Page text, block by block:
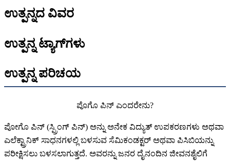
ಉತ್ಪನ್ನದ ವಿವರ
ಉತ್ಪನ್ನ ಟ್ಯಾಗ್‌ಗಳು
ಉತ್ಪನ್ನ ಪರಿಚಯ
ಪೊಗೊ ಪಿನ್ ಎಂದರೇನು?
ಪೋಗೊ ಪಿನ್ (ಸ್ಪ್ರಿಂಗ್ ಪಿನ್) ಅನ್ನು ಅನೇಕ ವಿದ್ಯುತ್ ಉಪಕರಣಗಳು ಅಥವಾ
ಎಲೆಕ್ಟ್ರಾನಿಕ್ ಸಾಧನಗಳಲ್ಲಿ ಬಳಸುವ ಸೆಮಿಕಂಡಕ್ಟರ್ ಅಥವಾ ಪಿಸಿಬಿಯನ್ನು
ಪರೀಕ್ಷಿಸಲು ಬಳಸಲಾಗುತ್ತದೆ. ಅವರನ್ನು ಜನರ ದೈನಂದಿನ ಜೀವನಶೈಲಿಗೆ